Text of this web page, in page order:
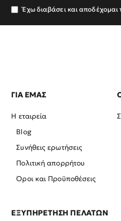
σας
Έχω διαβάσει και αποδέχομαι
ΓΙΑ ΕΜΑΣ
Η εταιρεία
Blog
Συνήθεις ερωτήσεις
Πολιτική απορρήτου
Όροι και Προϋποθέσεις
ΕΞΥΠΗΡΕΤΗΣΗ ΠΕΛΑΤΩΝ